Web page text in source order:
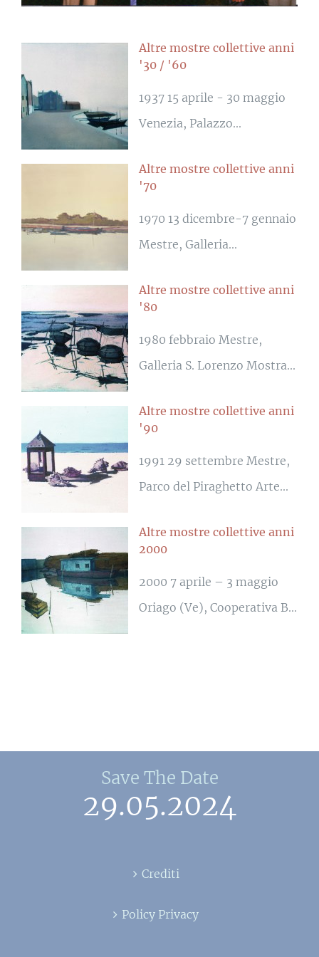
Altre mostre collettive anni
'30 / '60
1937 15 aprile - 30 maggio
Venezia, Palazzo...
Altre mostre collettive anni
'70
1970 13 dicembre-7 gennaio
Mestre, Galleria...
Altre mostre collettive anni
'80
1980 febbraio Mestre,
Galleria S. Lorenzo Mostra...
Altre mostre collettive anni
'90
1991 29 settembre Mestre,
Parco del Piraghetto Arte...
Altre mostre collettive anni
2000
2000 7 aprile – 3 maggio
Oriago (Ve), Cooperativa B...
Save The Date
29.05.2024
Crediti
Policy Privacy